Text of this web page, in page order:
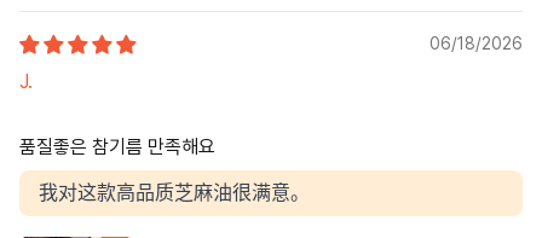
06/18/2026
J.
품질좋은 참기름 만족해요
我对这款高品质芝麻油很满意。